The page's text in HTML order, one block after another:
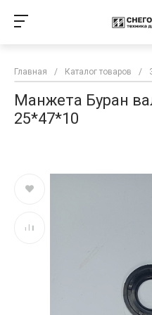
Главная / Каталог товаров /
Манжета Буран
25*47*10